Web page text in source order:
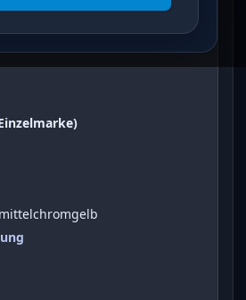
Prinzregent Luitpold